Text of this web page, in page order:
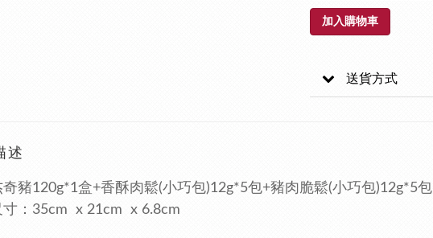
加入購物車
送貨方式
述
豬120g*1盒+香酥肉鬆(小巧包)12g*5包+豬肉脆鬆(小巧包)12g*5包
寸：35cm x 21cm x 6.8cm